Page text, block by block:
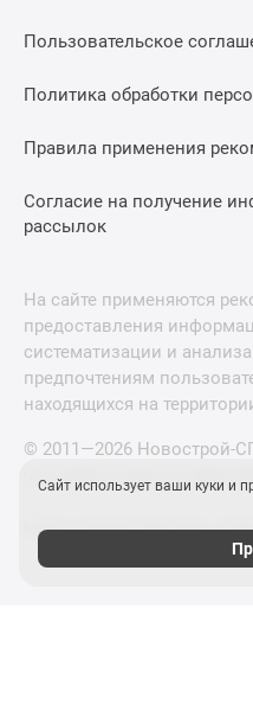
Пользовательское
Политика обработки
Правила применения
Согласие на получение
рассылок
На сайте применяются
предоставления
систематизации и
предпочтениям
находящихся на
© 2011—2026 Новострой-
что нужно знать о
Новостройки Москвы и
Сайт использует ваши куки и